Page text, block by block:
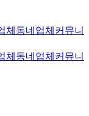
체 동네업체 커뮤니
체 동네업체 커뮤니